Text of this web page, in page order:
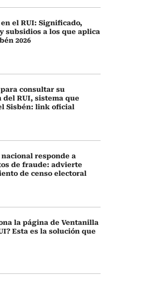
en el RUI: Significado,
subsidios a los que aplica
2026
para consultar su
del RUI, sistema que
Sisbén: link oficial
responde a
de fraude: advierte
de censo electoral
la página de Ventanilla
Esta es la solución que